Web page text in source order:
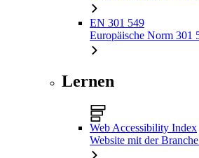
EN 301 549
Europäische Norm 301
Lernen
Web Accessibility Index
Website mit der